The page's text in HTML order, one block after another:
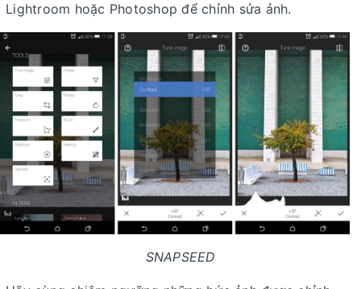
Lightroom hoặc Photoshop để chỉnh sửa ảnh.
SNAPSEED